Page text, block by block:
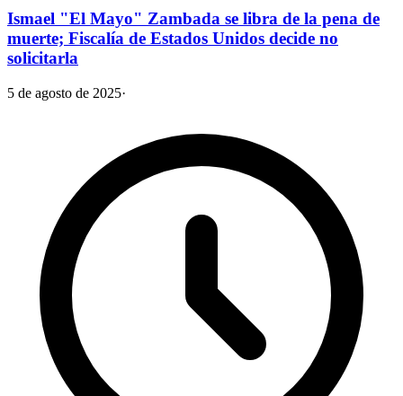
Ismael "El Mayo" Zambada se libra de la pena de
muerte; Fiscalía de Estados Unidos decide no
solicitarla
5 de agosto de 2025·